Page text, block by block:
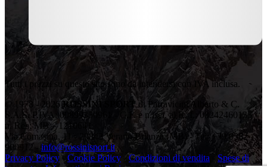
Tutti i prezzi su questo sito sono da intendersi con IVA inclusa.
© 1978 - 2026ROSSINI SPORT di Parravicini Alberto & C.
S.A.S. P.IVA: 00899350961 - C.F. e n.iscr. al R. I.: 08242460155 -
n. Rea: MB – 1210641
Via Comasina, 11 - 20843 Verano Brianza (MB) - Tel: +39 0362
900912 - info@rossinisport.it
Privacy Policy -Cookie Policy -Condizioni di vendita
Spese di